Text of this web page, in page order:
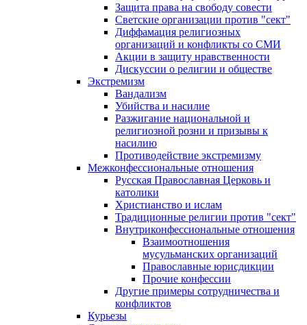
Защита права на свободу совести
Светские организации против "сект"
Диффамация религиозных
организаций и конфликты со СМИ
Акции в защиту нравственности
Дискуссии о религии и обществе
Экстремизм
Вандализм
Убийства и насилие
Разжигание национальной и
религиозной розни и призывы к
насилию
Противодействие экстремизму
Межконфессиональные отношения
Русская Православная Церковь и
католики
Христианство и ислам
Традиционные религии против "сект"
Внутриконфессиональные отношения
Взаимоотношения
мусульманских организаций
Православные юрисдикции
Прочие конфессии
Другие примеры сотрудничества и
конфликтов
Курьезы